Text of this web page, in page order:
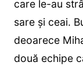
care le-au
sare și ceai.
deoarece
două echipe